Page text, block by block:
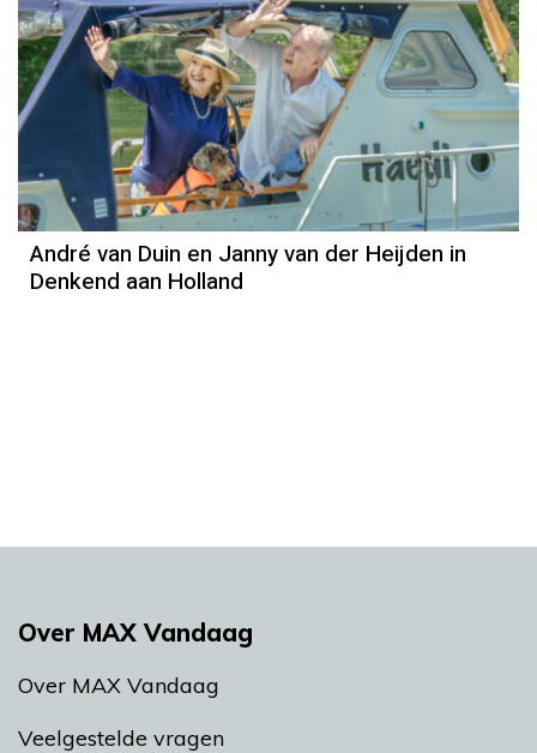
André van Duin en Janny van der Heijden in
Denkend aan Holland
Over MAX Vandaag
Over MAX Vandaag
Veelgestelde vragen